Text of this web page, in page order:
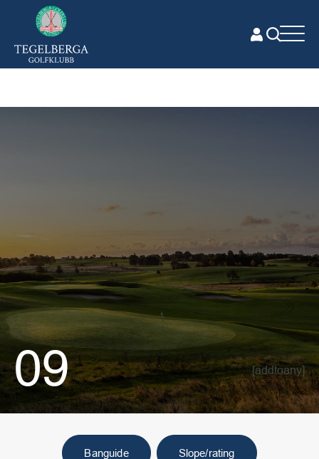
09 [addtoany]
Banguide Slope/rating